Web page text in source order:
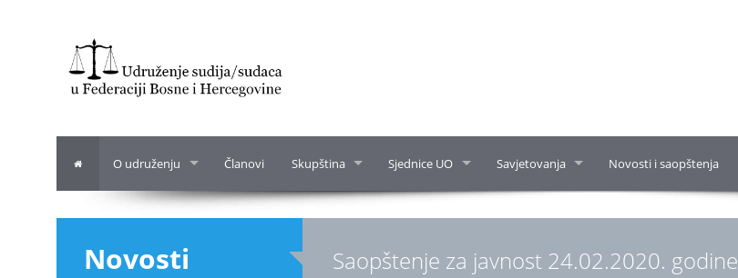
O udruženju Članovi Skupština Sjednice UO Savjetovanja Novosti i saopštenja
Novosti Saopštenje za javnost 24.02.2020. godine